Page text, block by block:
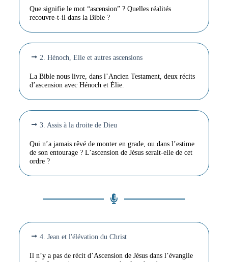
Que signifie le mot “ascension” ? Quelles réalités
recouvre-t-il dans la Bible ?
2. Hénoch, Elie et autres ascensions
La Bible nous livre, dans l’Ancien Testament, deux récits
d’ascension avec Hénoch et Élie.
3. Assis à la droite de Dieu
Qui n’a jamais rêvé de monter en grade, ou dans l’estime
de son entourage ? L’ascension de Jésus serait-elle de cet
ordre ?
4. Jean et l'élévation du Christ
Il n’y a pas de récit d’Ascension de Jésus dans l’évangile